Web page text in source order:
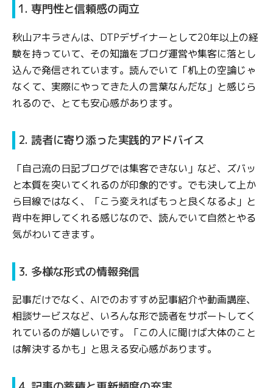
1. 専門性と信頼感の両立
秋山アキラさんは、DTPデザイナーとして20年以上の経
験を持っていて、その知識をブログ運営や集客に落とし
込んで発信されています。読んでいて「机上の空論じゃ
なくて、実際にやってきた人の言葉なんだな」と感じら
れるので、とても安心感があります。
2. 読者に寄り添った実践的アドバイス
「自己流の日記ブログでは集客できない」など、ズバッ
と本質を突いてくれるのが印象的です。でも決して上か
ら目線ではなく、「こう変えればもっと良くなるよ」と
背中を押してくれる感じなので、読んでいて自然とやる
気がわいてきます。
3. 多様な形式の情報発信
記事だけでなく、AIでのおすすめ記事紹介や動画講座、
相談サービスなど、いろんな形で読者をサポートしてく
れているのが嬉しいです。「この人に聞けば大体のこと
は解決するかも」と思える安心感があります。